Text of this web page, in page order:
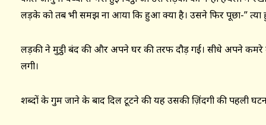
लड़के को तब भी समझ ना आया कि हुआ क्या है। उसने फिर पूछा-” त्या
लड़की ने मुट्ठी बंद की और अपने घर की तरफ दौड़ गई। सीधे अपने
लगी।
शब्दों के गुम जाने के बाद दिल टूटने की यह उसकी ज़िंदगी की पहली